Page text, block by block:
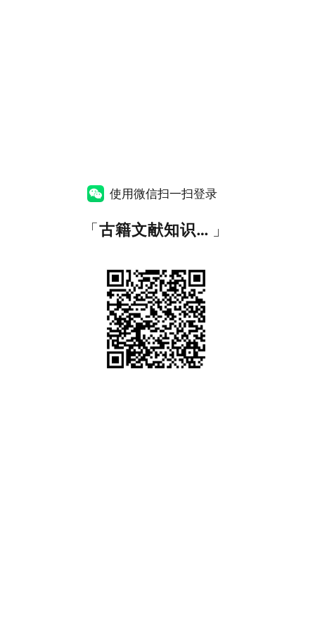
使用微信扫一扫登录
「 古籍文献知识图谱网 」